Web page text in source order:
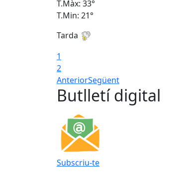
T.Màx: 33°
T.Min: 21°
Tarda
1
2
AnteriorSegüent
Butlletí digital
Subscriu-te